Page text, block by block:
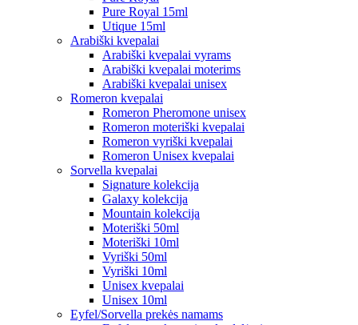
Pure Royal 15ml
Utique 15ml
Arabiški kvepalai
Arabiški kvepalai vyrams
Arabiški kvepalai moterims
Arabiški kvepalai unisex
Romeron kvepalai
Romeron Pheromone unisex
Romeron moteriški kvepalai
Romeron vyriški kvepalai
Romeron Unisex kvepalai
Sorvella kvepalai
Signature kolekcija
Galaxy kolekcija
Mountain kolekcija
Moteriški 50ml
Moteriški 10ml
Vyriški 50ml
Vyriški 10ml
Unisex kvepalai
Unisex 10ml
Eyfel/Sorvella prekės namams